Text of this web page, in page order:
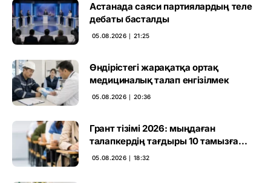
Астанада саяси партиялардың теле
дебаты басталды
05.08.2026 ∣ 21:25
Өндірістегі жарақатқа ортақ
медициналық талап енгізілмек
05.08.2026 ∣ 20:36
Грант тізімі 2026: мыңдаған
талапкердің тағдыры 10 тамызға
дейін белгілі болады
05.08.2026 ∣ 18:32